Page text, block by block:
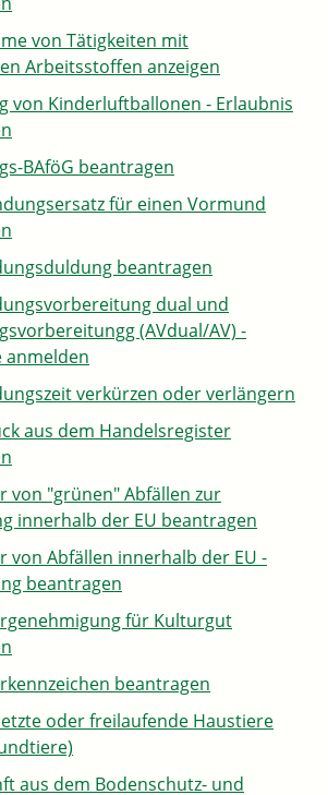
von Tätigkeiten mit
Arbeitsstoffen anzeigen
von Kinderluftballonen - Erlaubnis
BAföG beantragen
für einen Vormund
beantragen
dual und
(AVdual/AV) -
anmelden
verkürzen oder verlängern
aus dem Handelsregister
von "grünen" Abfällen zur
innerhalb der EU beantragen
von Abfällen innerhalb der EU -
beantragen
für Kulturgut
beantragen
oder freilaufende Haustiere
aus dem Bodenschutz- und